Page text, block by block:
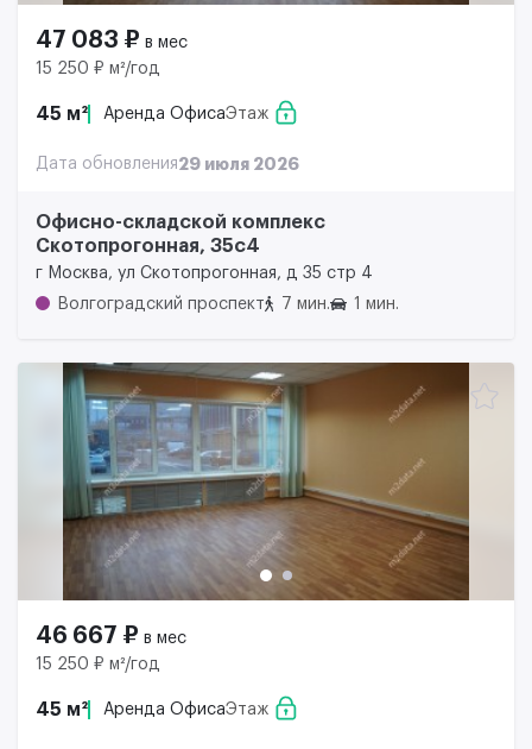
47 083 ₽ в мес
15 250 ₽ м²/год
45 м² Аренда ОфисаЭтаж
Дата обновления29 июля 2026
Офисно-складской комплекс
Скотопрогонная, 35с4
г Москва, ул Скотопрогонная, д 35 стр 4
Волгоградский проспект
7 мин. 1 мин.
46 667 ₽ в мес
15 250 ₽ м²/год
45 м² Аренда ОфисаЭтаж